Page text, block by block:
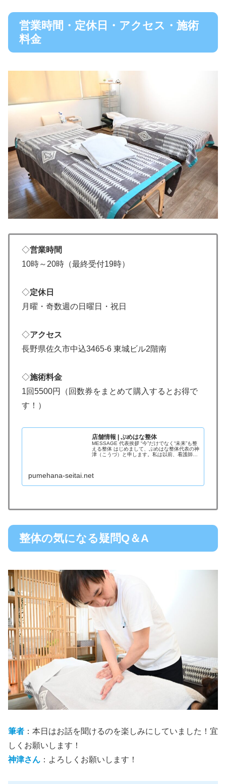
営業時間・定休日・アクセス・施術
料金
◇営業時間
10時～20時（最終受付19時）
◇定休日
月曜・奇数週の日曜日・祝日
◇アクセス
長野県佐久市中込3465-6 東城ビル2階南
◇施術料金
1回5500円（回数券をまとめて購入するとお得で
す！）
店舗情報 | ぷめはな整体
MESSAGE 代表挨拶 “今”だけでなく“未来”も整
える整体 はじめまして、ぷめはな整体代表の神
津（こうづ）と申します。私は以前、看護師と
pumehana-seitai.net
整体の気になる疑問Q＆A
筆者 ：本日はお話を聞けるのを楽しみにしていました！宜
しくお願いします！
神津さん ：よろしくお願いします！